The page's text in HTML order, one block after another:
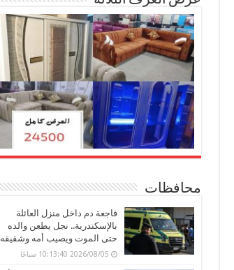
محافظات
فاجعة دم داخل منزل العائلة
بالإسكندرية.. نجل يطعن والده
حتى الموت ويصيب أمه وشقيقه
2026/08/05 10:13:40 صباحًا